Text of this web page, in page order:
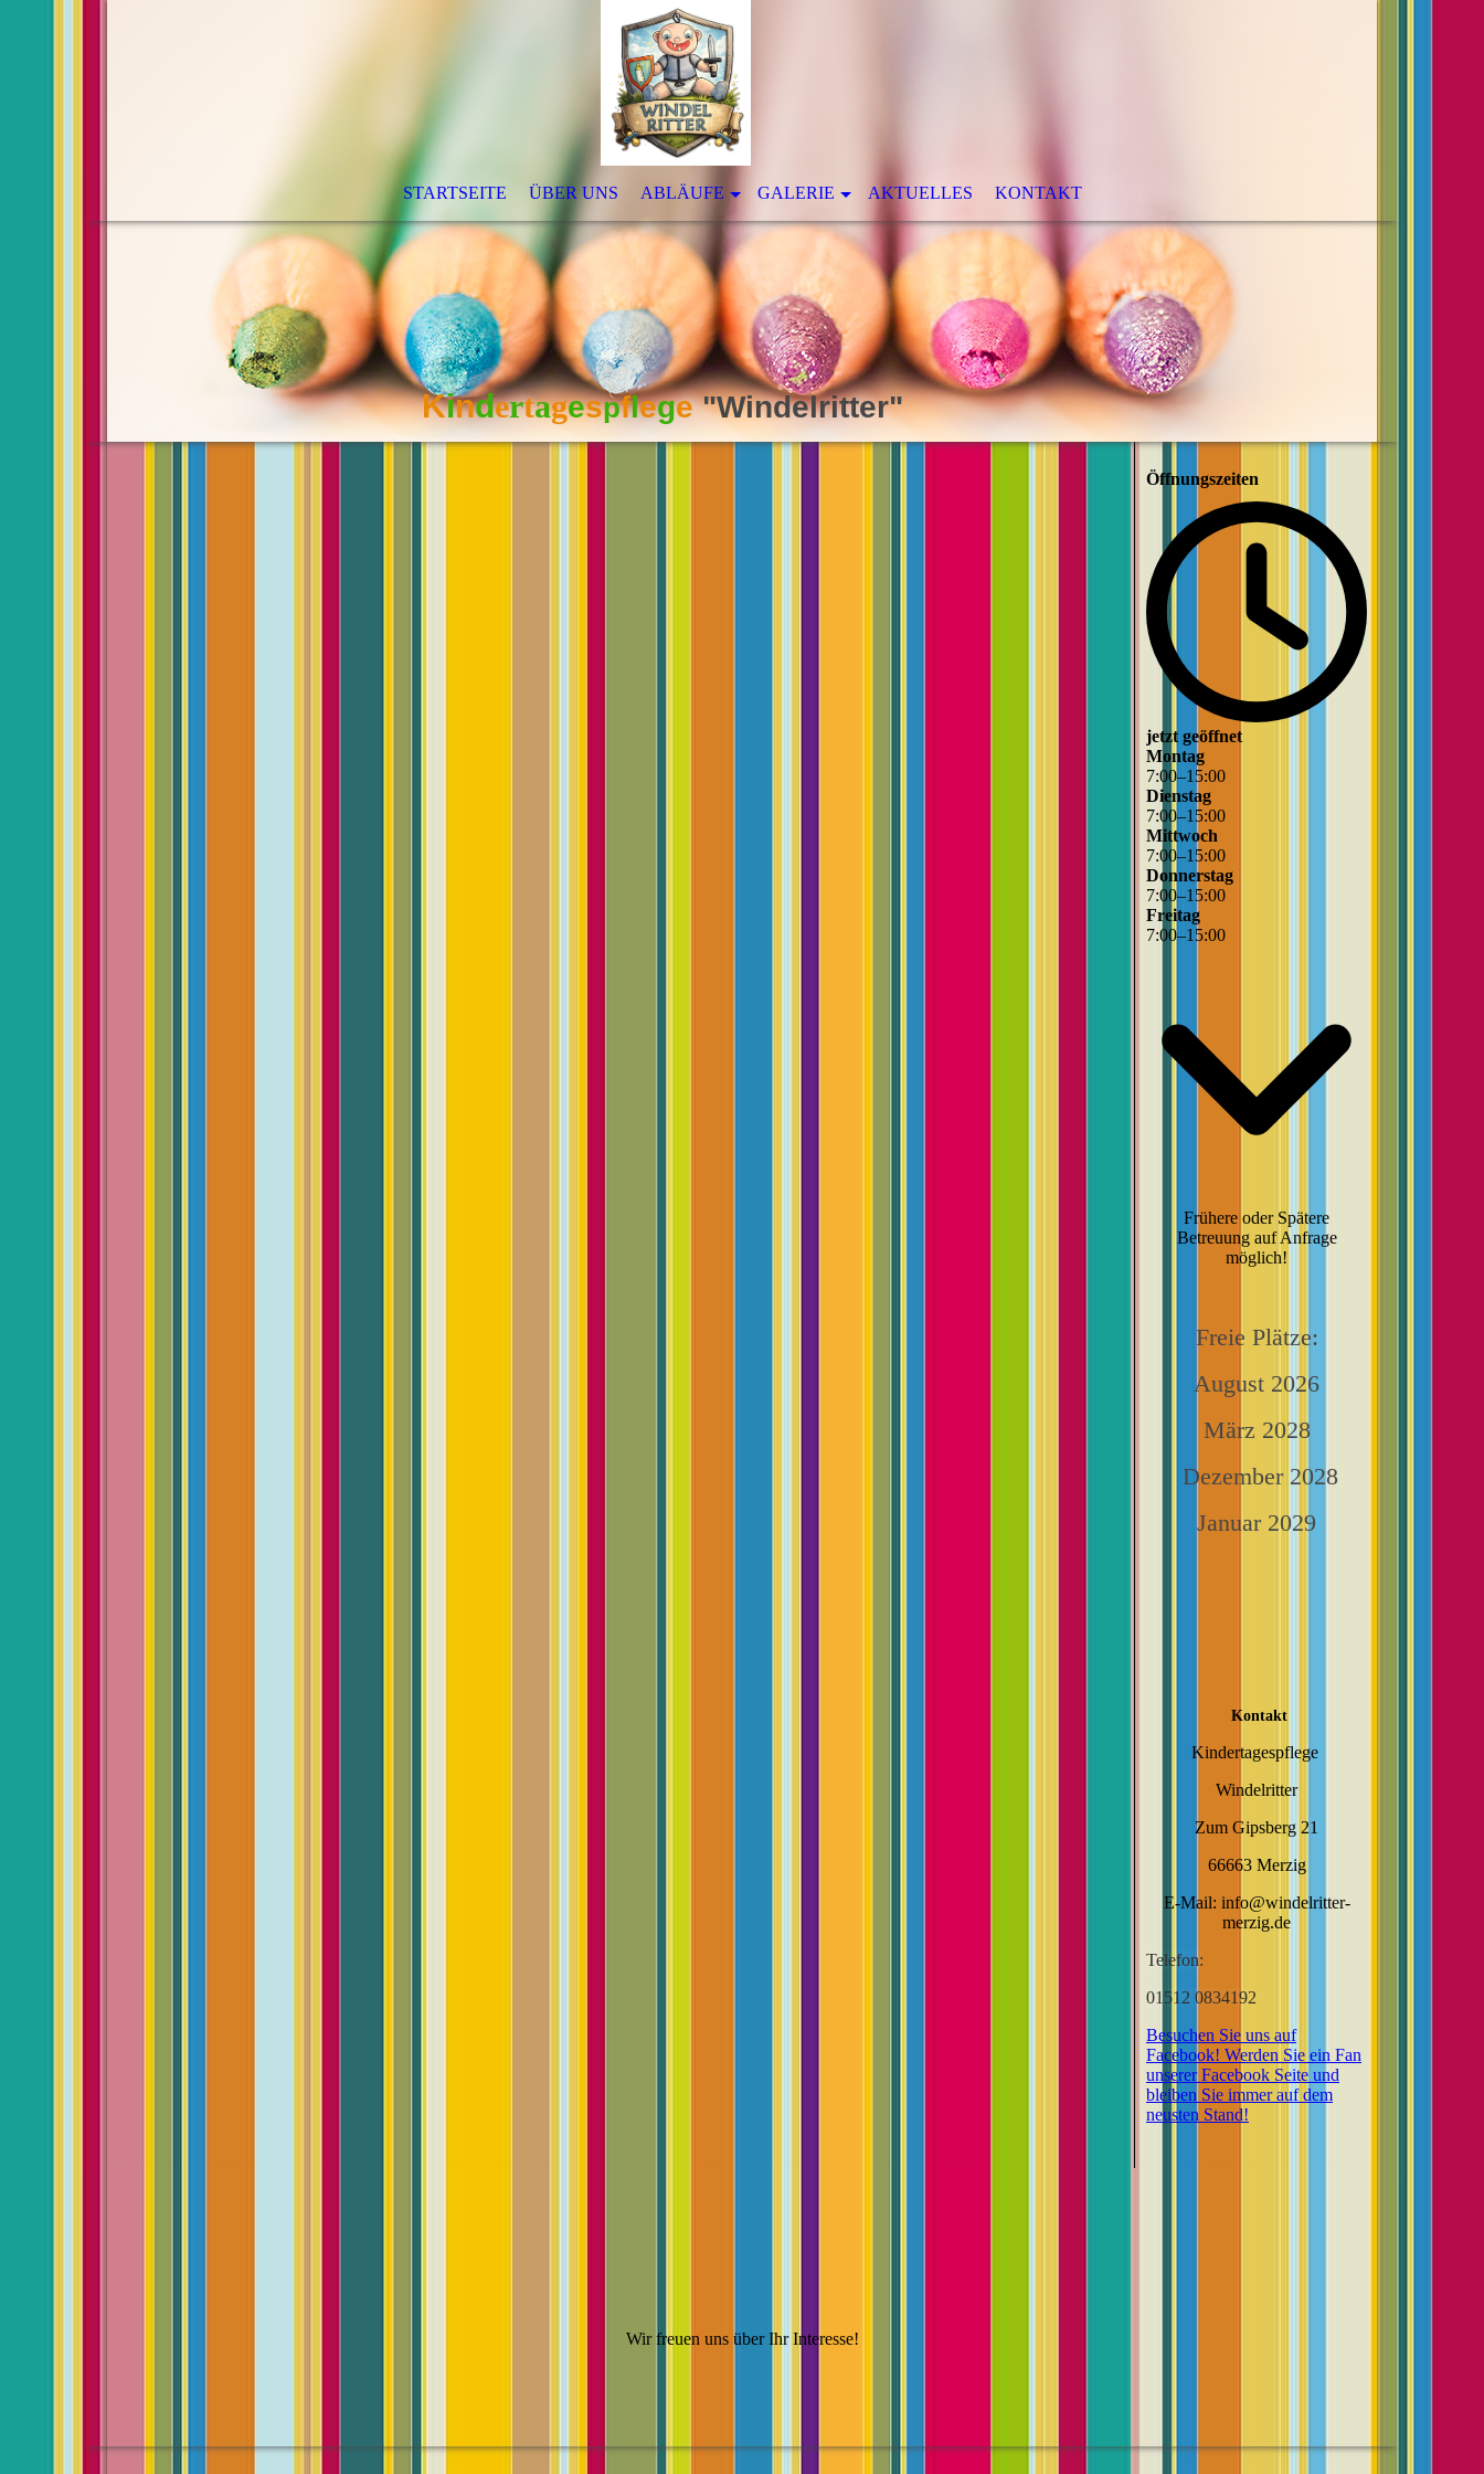
STARTSEITE ÜBER UNS ABLÄUFE GALERIE AKTUELLES KONTAKT
Kindertagespflege"Windelritter"
Öffnungszeiten
jetzt geöffnet
Montag
7:00–15:00
Dienstag
7:00–15:00
Mittwoch
7:00–15:00
Donnerstag
7:00–15:00
Freitag
7:00–15:00
Frühere oder Spätere
Betreuung auf Anfrage
möglich!
Freie Plätze:
August 2026
März 2028
Dezember 2028
Januar 2029
Kontakt
Kindertagespflege
Windelritter
Zum Gipsberg 21
66663 Merzig
E-Mail: info@windelritter-
merzig.de
Telefon:
01512 0834192
Besuchen Sie uns auf
Facebook! Werden Sie ein Fan
unserer Facebook Seite und
bleiben Sie immer auf dem
neusten Stand!
Wir freuen uns über Ihr Interesse!